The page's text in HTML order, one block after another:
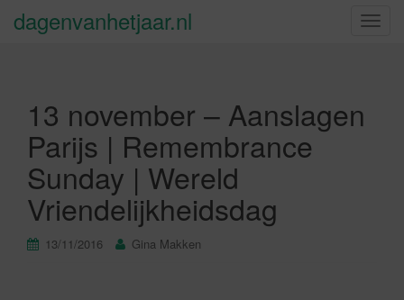
S
dagenvanhetjaar.nl
13 november – Aanslagen
Parijs | Remembrance
Sunday | Wereld
Vriendelijkheidsdag
13/11/2016 Gina Makken